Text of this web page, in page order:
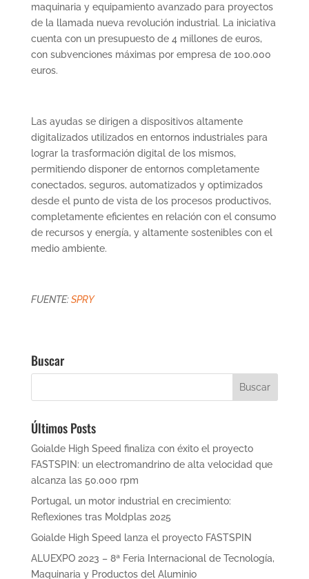
maquinaria y equipamiento avanzado para proyectos
de la llamada nueva revolución industrial. La iniciativa
cuenta con un presupuesto de 4 millones de euros,
con subvenciones máximas por empresa de 100.000
euros.
Las ayudas se dirigen a dispositivos altamente
digitalizados utilizados en entornos industriales para
lograr la trasformación digital de los mismos,
permitiendo disponer de entornos completamente
conectados, seguros, automatizados y optimizados
desde el punto de vista de los procesos productivos,
completamente eficientes en relación con el consumo
de recursos y energía, y altamente sostenibles con el
medio ambiente.
FUENTE:SPRY
Buscar
Últimos Posts
Goialde High Speed finaliza con éxito el proyecto
FASTSPIN: un electromandrino de alta velocidad que
alcanza las 50.000 rpm
Portugal, un motor industrial en crecimiento:
Reflexiones tras Moldplas 2025
Goialde High Speed lanza el proyecto FASTSPIN
ALUEXPO 2023 – 8ª Feria Internacional de Tecnología,
Maquinaria y Productos del Aluminio